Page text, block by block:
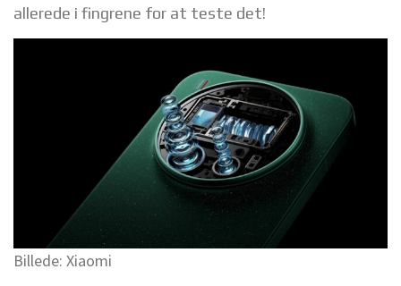
allerede i fingrene for at teste det!
Billede: Xiaomi